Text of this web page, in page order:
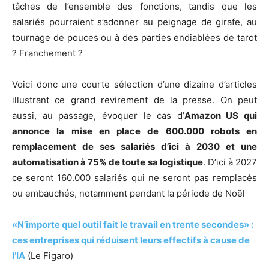
tâches de l’ensemble des fonctions, tandis que les
salariés pourraient s’adonner au peignage de girafe, au
tournage de pouces ou à des parties endiablées de tarot
? Franchement ?
Voici donc une courte sélection d’une dizaine d’articles
illustrant ce grand revirement de la presse. On peut
aussi, au passage, évoquer le cas d’Amazon US qui
annonce la mise en place de 600.000 robots en
remplacement de ses salariés d’ici à 2030 et une
automatisation à 75% de toute sa logistique. D’ici à 2027
ce seront 160.000 salariés qui ne seront pas remplacés
ou embauchés, notamment pendant la période de Noël
«N’importe quel outil fait le travail en trente secondes» :
ces entreprises qui réduisent leurs effectifs à cause de
l’IA (Le Figaro)